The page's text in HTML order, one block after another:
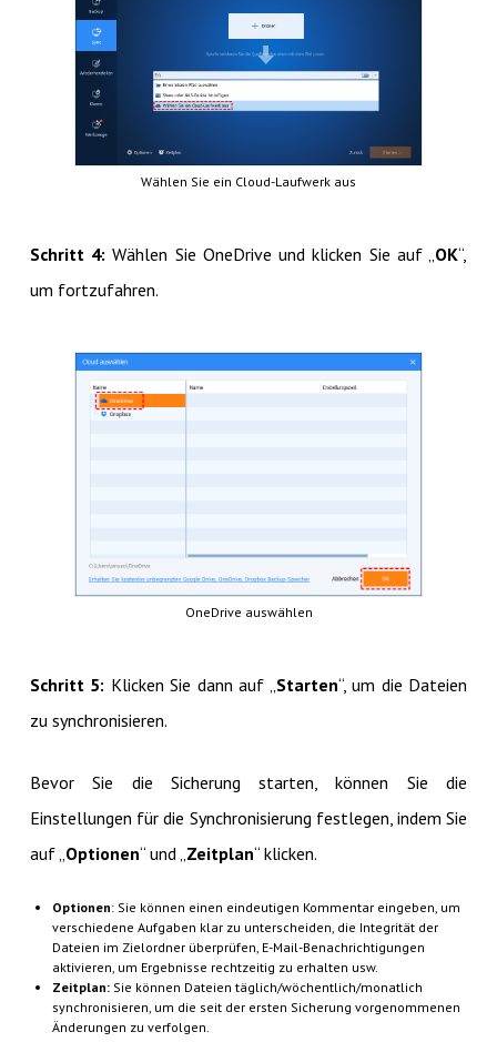
Wählen Sie ein Cloud-Laufwerk aus
Schritt 4:Wählen Sie OneDrive und klicken Sie auf „OK“,
um fortzufahren.
OneDrive auswählen
Schritt 5: Klicken Sie dann auf „ Starten“, um die Dateien
zu synchronisieren.
Bevor Sie die Sicherung starten, können Sie die
Einstellungen für die Synchronisierung festlegen, indem Sie
auf „ Optionen“ und „ Zeitplan“ klicken.
Optionen: Sie können einen eindeutigen Kommentar eingeben, um
verschiedene Aufgaben klar zu unterscheiden, die Integrität der
Dateien im Zielordner überprüfen, E-Mail-Benachrichtigungen
aktivieren, um Ergebnisse rechtzeitig zu erhalten usw.
Zeitplan:Sie können Dateien täglich/wöchentlich/monatlich
synchronisieren, um die seit der ersten Sicherung vorgenommenen
Änderungen zu verfolgen.